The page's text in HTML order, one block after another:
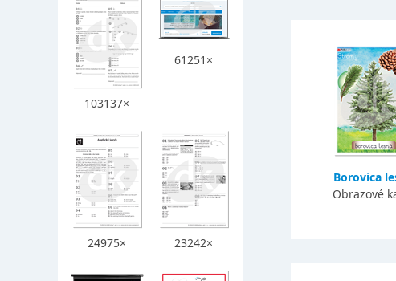
Borovica
Obrazové
103137×
61251×
24975× 23242×